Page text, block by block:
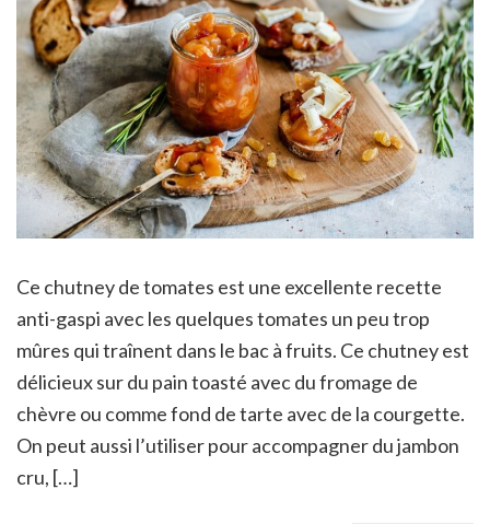
Ce chutney de tomates est une excellente recette
anti-gaspi avec les quelques tomates un peu trop
mûres qui traînent dans le bac à fruits. Ce chutney est
délicieux sur du pain toasté avec du fromage de
chèvre ou comme fond de tarte avec de la courgette.
On peut aussi l’utiliser pour accompagner du jambon
cru, […]